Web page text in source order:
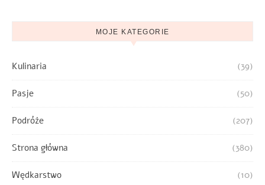
MOJE KATEGORIE
Kulinaria (39)
Pasje (50)
Podróże (207)
Strona główna (380)
Wędkarstwo (10)